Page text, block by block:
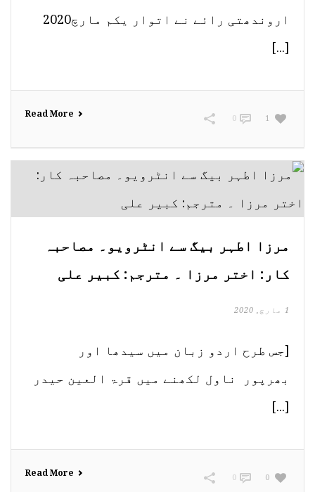
اروندھتی رائے نے اتوار یکم مارچ2020
[...]
Read More 1
0
مرزا اطہر بیگ سے انٹرویو۔ مصاحبہ
کار: اختر مرزا ۔ مترجم: کبیر علی
1 مارچ, 2020
[جس طرح اردو زبان میں سیدھا اور
بھرپور ناول لکھنے میں قرۃ العین حیدر
[...]
Read More 0
0